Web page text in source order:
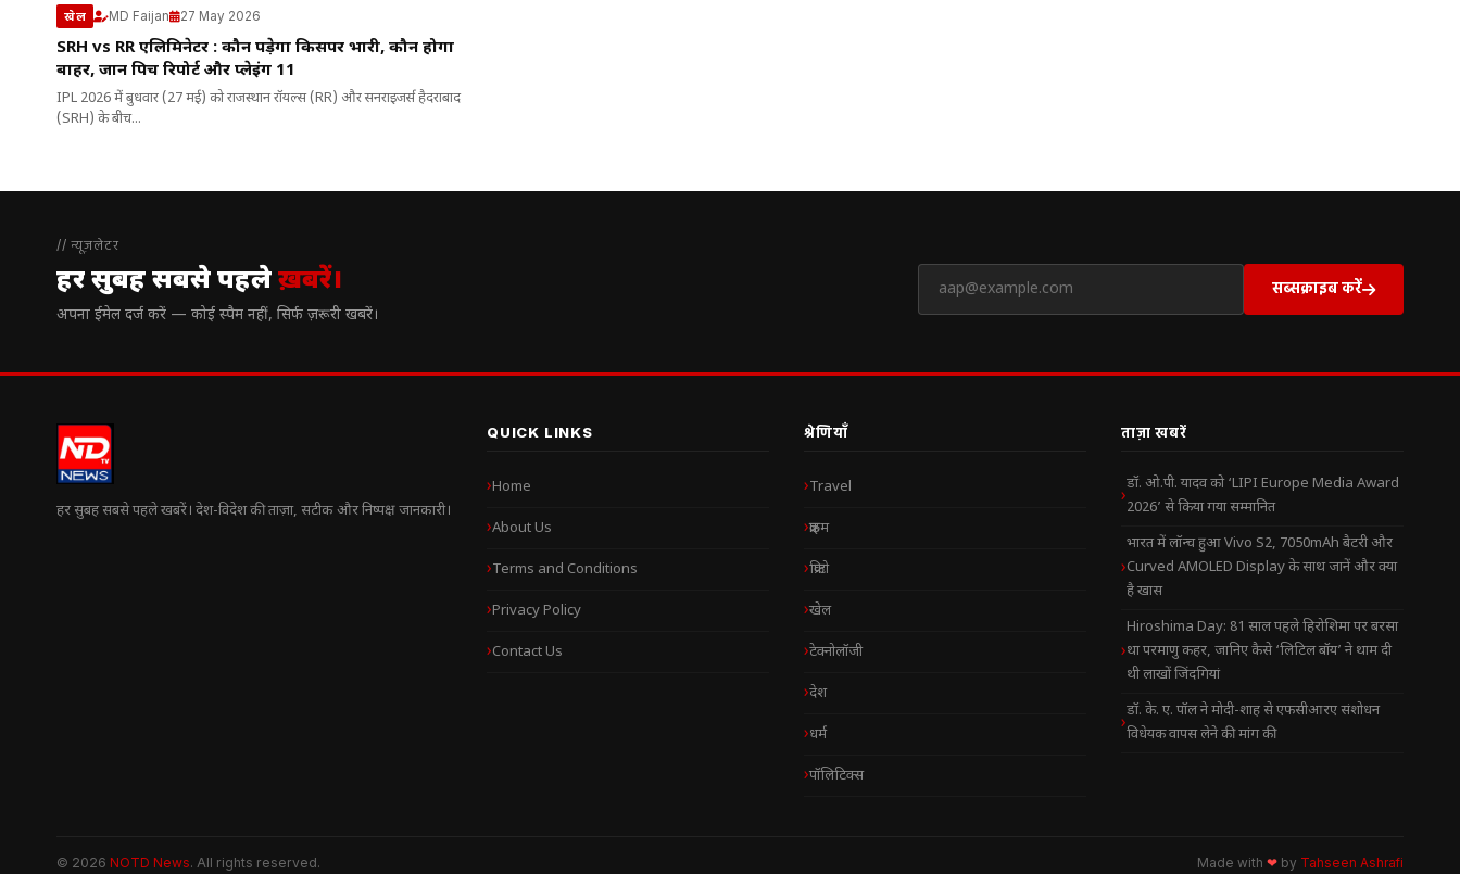
खेल MD Faijan 27 May 2026
SRH vs RR एलिमिनेटर : कौन पड़ेगा किसपर भारी, कौन होगा
बाहर, जानें पिच रिपोर्ट और प्लेइंग 11
IPL 2026 में बुधवार (27 मई) को राजस्थान रॉयल्स (RR) और सनराइजर्स हैदराबाद
(SRH) के बीच...
// न्यूज़लेटर
हर सुबह सबसे पहलेख़बरें।
अपना ईमेल दर्ज करें — कोई स्पैम नहीं, सिर्फ ज़रूरी खबरें।
सब्सक्राइब करें
हर सुबह सबसे पहले खबरें। देश-विदेश की ताज़ा, सटीक और निष्पक्ष जानकारी।
QUICK LINKS
Home
About Us
Terms and Conditions
Privacy Policy
Contact Us
श्रेणियाँ
Travel
क्राइम
क्रिप्टो
खेल
टेक्नोलॉजी
देश
धर्म
पॉलिटिक्स
ताज़ा खबरें
डॉ. ओ.पी. यादव को ‘LIPI Europe Media Award
2026’ से किया गया सम्मानित
भारत में लॉन्च हुआ Vivo S2, 7050mAh बैटरी और
Curved AMOLED Display के साथ जानें और क्या
है खास
Hiroshima Day: 81 साल पहले हिरोशिमा पर बरसा
था परमाणु कहर, जानिए कैसे ‘लिटिल बॉय’ ने थाम दी
थी लाखों जिंदगियां
डॉ. के. ए. पॉल ने मोदी-शाह से एफसीआरए संशोधन
विधेयक वापस लेने की मांग की
© 2026 NOTD News. All rights reserved. Made with ❤ by Tahseen Ashrafi